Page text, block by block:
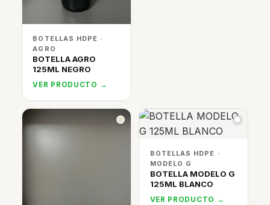
BOTELLAS HDPE ·
AGRO
BOTELLA AGRO
125ML NEGRO
VER PRODUCTO →
BOTELLAS HDPE ·
MODELO G
BOTELLA MODELO G
125ML BLANCO
VER PRODUCTO →